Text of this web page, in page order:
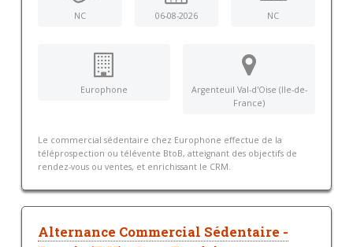
NC 06-08-2026 NC
Europhone
Argenteuil Val-d'Oise (Ile-de-
France)
Le commercial sédentaire chez Europhone effectue de la
téléprospection ou télévente BtoB, atteignant des objectifs de
rendez-vous ou ventes, et enrichissant le CRM.
Alternance Commercial Sédentaire -